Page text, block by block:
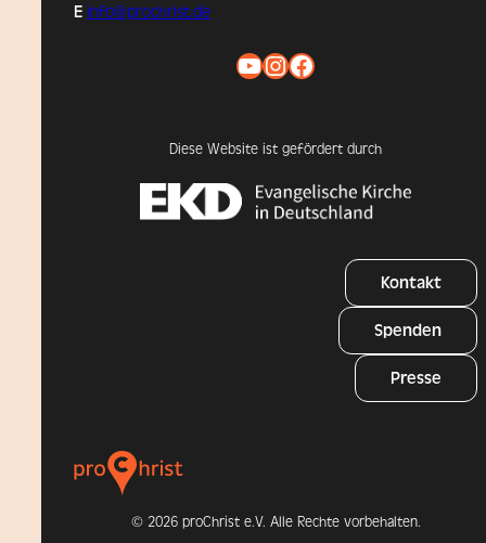
E info@prochrist.de
YouTube InstagramFacebook
Diese Website ist gefördert durch
Kontakt
Spenden
Presse
© 2026 proChrist e.V. Alle Rechte vorbehalten.